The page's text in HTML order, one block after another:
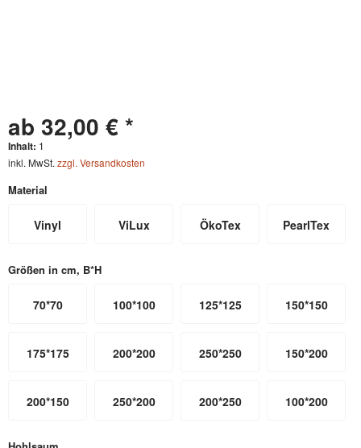
ab 32,00 € *
Inhalt: 1
inkl. MwSt. zzgl. Versandkosten
Material
Vinyl ViLux ÖkoTex PearlTex
Größen in cm, B*H
70*70 100*100 125*125 150*150
175*175 200*200 250*250 150*200
200*150 250*200 200*250 100*200